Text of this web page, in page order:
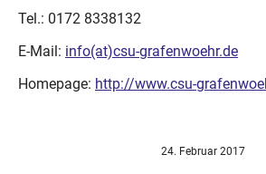
Tel.: 0172 8338132
E-Mail: info(at)csu-grafenwoehr.de
Homepage: http://www.csu-
24. Februar 2017